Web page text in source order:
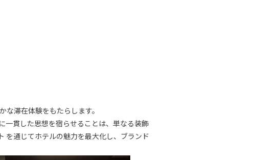
滞在体験をもたらします。
一貫した思想を宿らせることは、単なる装飾
を通じてホテルの魅力を最大化し、ブランド